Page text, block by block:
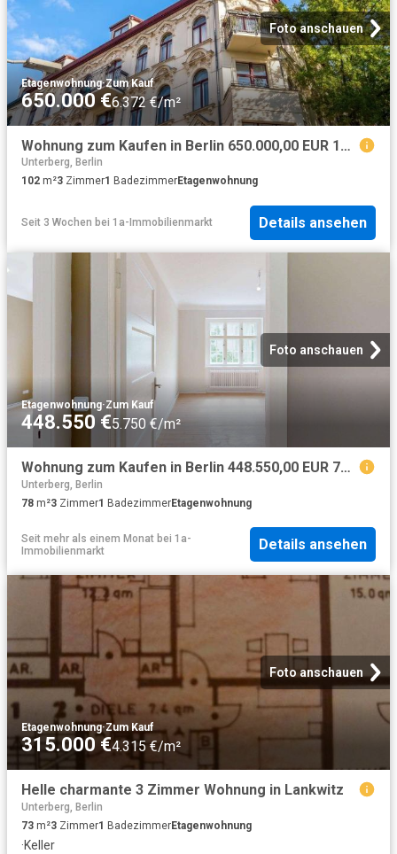
Foto anschauen
Etagenwohnung·Zum Kauf
650.000 €6.372 €/m²
Wohnung zum Kaufen in Berlin 650.000,00 EUR 102 m²
Unterberg, Berlin
102 m²3 Zimmer1 BadezimmerEtagenwohnung
Seit 3 Wochen bei 1a-Immobilienmarkt Details ansehen
Foto anschauen
Etagenwohnung·Zum Kauf
448.550 €5.750 €/m²
Wohnung zum Kaufen in Berlin 448.550,00 EUR 78.69 m²
Unterberg, Berlin
78 m²3 Zimmer1 BadezimmerEtagenwohnung
Seit mehr als einem Monat bei 1a-
Immobilienmarkt
Details ansehen
Foto anschauen
Etagenwohnung·Zum Kauf
315.000 €4.315 €/m²
Helle charmante 3 Zimmer Wohnung in Lankwitz
Unterberg, Berlin
73 m²3 Zimmer1 BadezimmerEtagenwohnung
·Keller